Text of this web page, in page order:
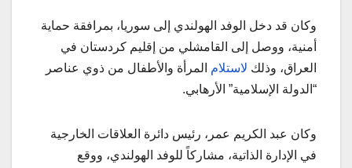
وكان قد دخل الوفد الهولندي إلى سوريا، بمرافقة حماية
أمنية، ووصل إلى القامشلي من إقليم كردستان في
العراق، وذلك لاستلام المرأة والأطفال من ذوي عناصر
“الدولة الإسلامية” الأرهابي.
وكان عبد الكريم عمر، رئيس دائرة العلاقات الخارجية
في الإدارة الذاتية، مشاركاً للوفد الهولندي، ووقع